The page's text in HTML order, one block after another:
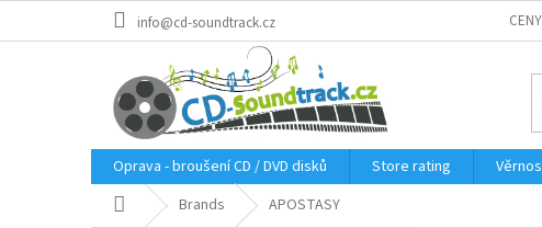
info@cd-soundtrack.cz
Oprava - broušení CD / DVD disků Store rating
Home Brands APOSTASY